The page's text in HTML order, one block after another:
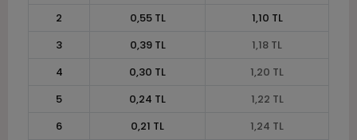
2
0,55 TL
1,10 TL
3
0,39 TL
1,18 TL
4
0,30 TL
1,20 TL
5
0,24 TL
1,22 TL
6
0,21 TL
1,24 TL